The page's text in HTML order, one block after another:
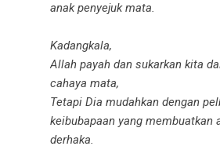
anak penyejuk mata.
Kadangkala,
Allah payah dan sukarkan kita
cahaya mata,
Tetapi Dia mudahkan dengan
keibubapaan yang membuatkan
derhaka.